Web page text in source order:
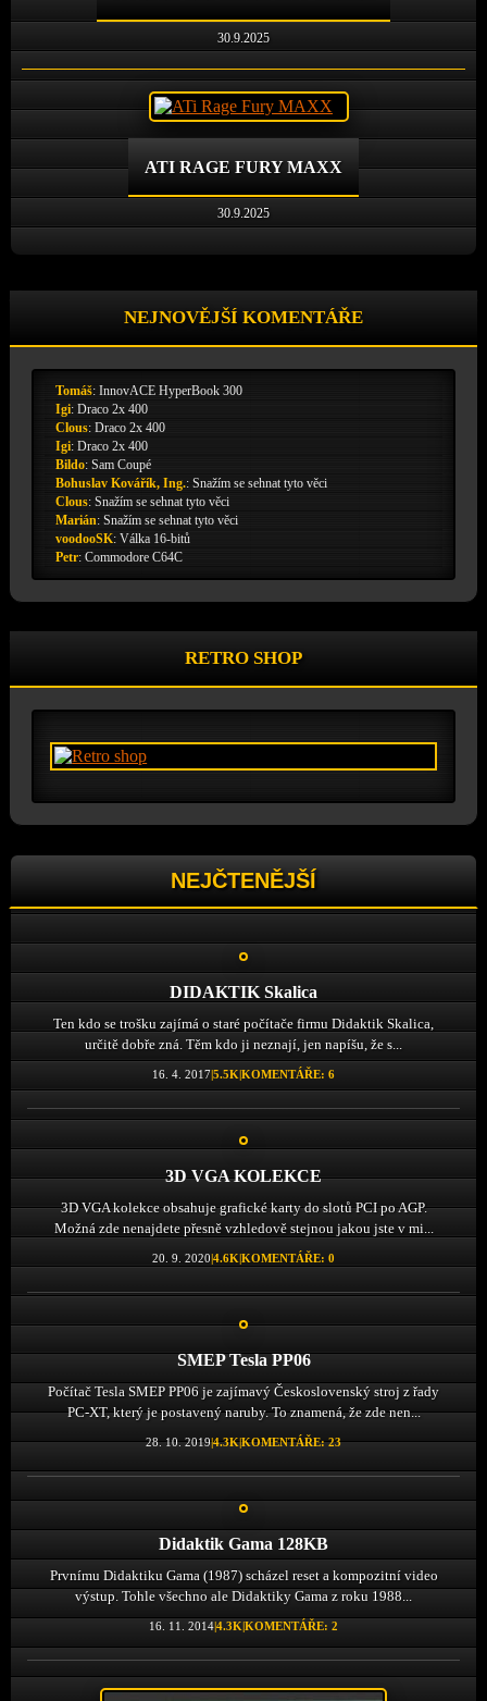
30.9.2025
ATI RAGE FURY MAXX
30.9.2025
NEJNOVĚJŠÍ KOMENTÁŘE
Tomáš: InnovACE HyperBook 300
Igi: Draco 2x 400
Clous: Draco 2x 400
Igi: Draco 2x 400
Bildo: Sam Coupé
Bohuslav Kovářík, Ing.: Snažím se sehnat tyto věci
Clous: Snažím se sehnat tyto věci
Marián: Snažím se sehnat tyto věci
voodooSK: Válka 16-bitů
Petr: Commodore C64C
RETRO SHOP
NEJČTENĚJŠÍ
DIDAKTIK Skalica
Ten kdo se trošku zajímá o staré počítače firmu Didaktik Skalica,
určitě dobře zná. Těm kdo ji neznají, jen napíšu, že s...
16. 4. 2017|5.5K|KOMENTÁŘE: 6
3D VGA KOLEKCE
3D VGA kolekce obsahuje grafické karty do slotů PCI po AGP.
Možná zde nenajdete přesně vzhledově stejnou jakou jste v mi...
20. 9. 2020|4.6K|KOMENTÁŘE: 0
SMEP Tesla PP06
Počítač Tesla SMEP PP06 je zajímavý Československý stroj z řady
PC-XT, který je postavený naruby. To znamená, že zde nen...
28. 10. 2019|4.3K|KOMENTÁŘE: 23
Didaktik Gama 128KB
Prvnímu Didaktiku Gama (1987) scházel reset a kompozitní video
výstup. Tohle všechno ale Didaktiky Gama z roku 1988...
16. 11. 2014|4.3K|KOMENTÁŘE: 2